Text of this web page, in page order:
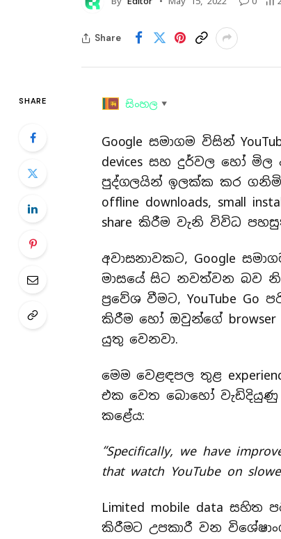
Share
SHARE සිංහල ▼
Google සමාගම විසින්
devices සහ දුර්වල හෝ මිල
පුද්ගලයින් ඉලක්ක කර ගනිමින්.
offline downloads, small
share කිරීම වැනි විවිධ
අවාසනාවකට, Google
මාසයේ සිට නවත්වන බව
ප්‍රවේශ වීමට, YouTube Go
කිරීම හෝ ඔවුන්ගේ browser
යුතු වෙනවා.
මෙම වෙළඳපල තුළ
එක වෙත බොහෝ වැඩිදියුණු
කළේය:
“Specifically, we have
that watch YouTube on
Limited mobile data සහිත
කිරීමට උපකාරී වන